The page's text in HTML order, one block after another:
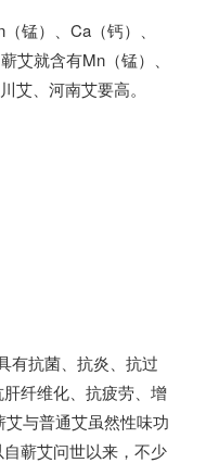
锰）、Ca（钙）、
艾就含有Mn（锰）、
艾、河南艾要高。
有抗菌、抗炎、抗过
纤维化、抗疲劳、增
与普通艾虽然性味功
蕲艾问世以来，不少